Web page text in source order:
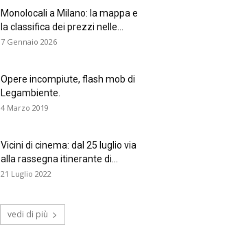
Monolocali a Milano: la mappa e
la classifica dei prezzi nelle...
7 Gennaio 2026
Opere incompiute, flash mob di
Legambiente.
4 Marzo 2019
Vicini di cinema: dal 25 luglio via
alla rassegna itinerante di...
21 Luglio 2022
vedi di più